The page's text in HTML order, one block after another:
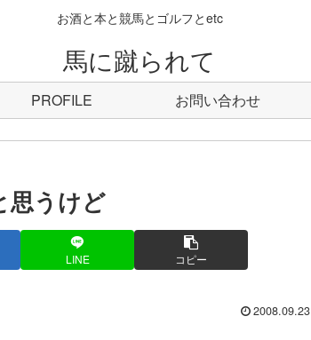
お酒と本と競馬とゴルフとetc
馬に蹴られて
PROFILE お問い合わせ
思うけど
LINE コピー
2008.09.23